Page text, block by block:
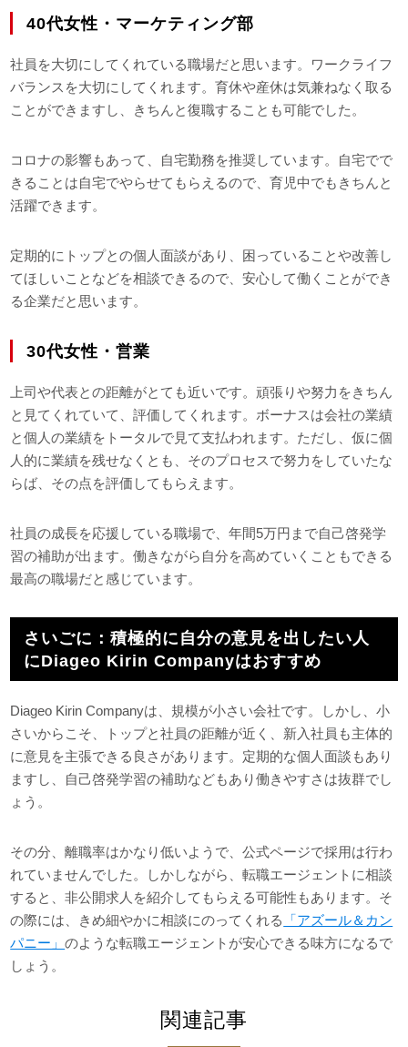
40代女性・マーケティング部
社員を大切にしてくれている職場だと思います。ワークライフ
バランスを大切にしてくれます。育休や産休は気兼ねなく取る
ことができますし、きちんと復職することも可能でした。
コロナの影響もあって、自宅勤務を推奨しています。自宅でで
きることは自宅でやらせてもらえるので、育児中でもきちんと
活躍できます。
定期的にトップとの個人面談があり、困っていることや改善し
てほしいことなどを相談できるので、安心して働くことができ
る企業だと思います。
30代女性・営業
上司や代表との距離がとても近いです。頑張りや努力をきちん
と見てくれていて、評価してくれます。ボーナスは会社の業績
と個人の業績をトータルで見て支払われます。ただし、仮に個
人的に業績を残せなくとも、そのプロセスで努力をしていたな
らば、その点を評価してもらえます。
社員の成長を応援している職場で、年間5万円まで自己啓発学
習の補助が出ます。働きながら自分を高めていくこともできる
最高の職場だと感じています。
さいごに：積極的に自分の意見を出したい人
にDiageo Kirin Companyはおすすめ
Diageo Kirin Companyは、規模が小さい会社です。しかし、小
さいからこそ、トップと社員の距離が近く、新入社員も主体的
に意見を主張できる良さがあります。定期的な個人面談もあり
ますし、自己啓発学習の補助などもあり働きやすさは抜群でし
ょう。
その分、離職率はかなり低いようで、公式ページで採用は行わ
れていませんでした。しかしながら、転職エージェントに相談
すると、非公開求人を紹介してもらえる可能性もあります。そ
の際には、きめ細やかに相談にのってくれる
「アズール＆カン
パニー」のような転職エージェントが安心できる味方になるで
しょう。
関連記事